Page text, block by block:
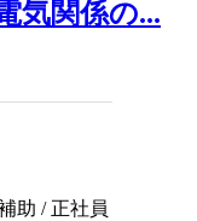
気関係の...
助 / 正社員